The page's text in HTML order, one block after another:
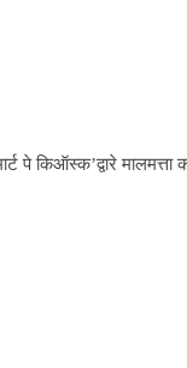
पे किऑस्क‌’द्वारे मालमत्ता